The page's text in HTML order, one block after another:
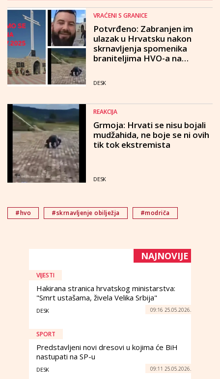
VRAĆENI S GRANICE
Potvrđeno: Zabranjen im
ulazak u Hrvatsku nakon
skrnavljenja spomenika
braniteljima HVO-a na
DESK
REAKCIJA
Grmoja: Hrvati se nisu bojali
mudžahida, ne boje se ni ovih
tik tok ekstremista
DESK
#hvo #skrnavljenje obilježja #modriča
NAJNOVIJE
VIJESTI
Hakirana stranica hrvatskog ministarstva:
"Smrt ustašama, živela Velika Srbija"
DESK 09:16 25.05.2026.
SPORT
Predstavljeni novi dresovi u kojima će BiH
nastupati na SP-u
DESK 09:11 25.05.2026.